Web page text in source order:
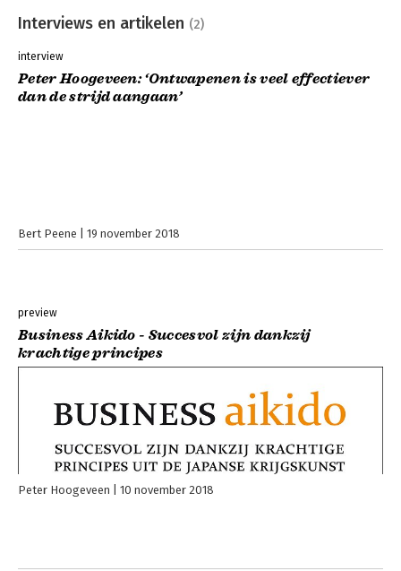
Interviews en artikelen (2)
interview
Peter Hoogeveen: ‘Ontwapenen is veel effectiever
dan de strijd aangaan’
Bert Peene 19 november 2018
preview
Business Aikido - Succesvol zijn dankzij
krachtige principes
Peter Hoogeveen 10 november 2018